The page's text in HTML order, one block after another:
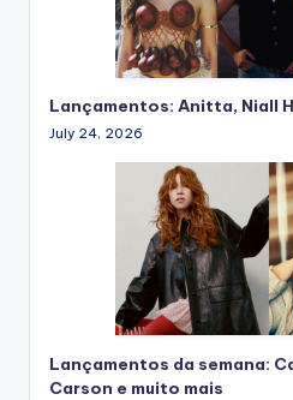
Lançamentos: Anitta, Niall
July 24, 2026
Lançamentos da semana:
Carson e muito mais